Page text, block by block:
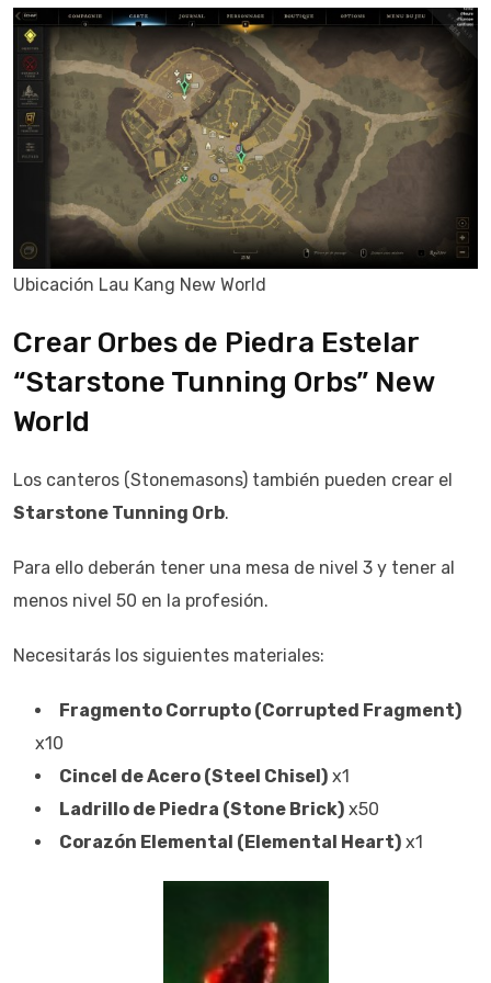
Ubicación Lau Kang New World
Crear Orbes de Piedra Estelar
“Starstone Tunning Orbs” New
World
Los canteros (Stonemasons) también pueden crear el
Starstone Tunning Orb.
Para ello deberán tener una mesa de nivel 3 y tener al
menos nivel 50 en la profesión.
Necesitarás los siguientes materiales:
Fragmento Corrupto (Corrupted Fragment)
x10
Cincel de Acero (Steel Chisel) x1
Ladrillo de Piedra (Stone Brick) x50
Corazón Elemental (Elemental Heart) x1